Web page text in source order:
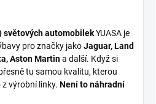
světových automobilekYUASA je
pro značky jakoJaguar, Land
Aston Martina další. Když si
tu samou kvalitu, kterou
výrobní linky. Není to náhradní